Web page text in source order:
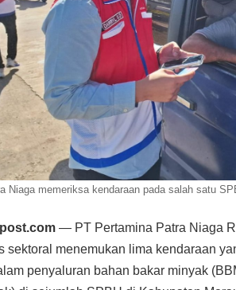
Niaga memeriksa kendaraan pada salah satu
— PT Pertamina Patra Niaga
sektoral menemukan lima kendaraan
penyaluran bahan bakar minyak